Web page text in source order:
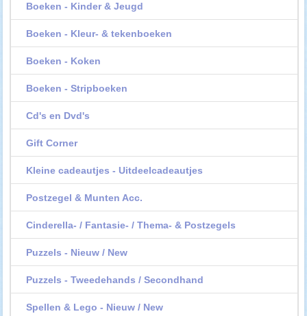
Boeken - Kinder & Jeugd
Boeken - Kleur- & tekenboeken
Boeken - Koken
Boeken - Stripboeken
Cd's en Dvd's
Gift Corner
Kleine cadeautjes - Uitdeelcadeautjes
Postzegel & Munten Acc.
Cinderella- / Fantasie- / Thema- & Postzegels
Puzzels - Nieuw / New
Puzzels - Tweedehands / Secondhand
Spellen & Lego - Nieuw / New